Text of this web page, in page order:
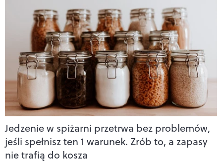
Jedzenie w spiżarni przetrwa bez problemów,
jeśli spełnisz ten 1 warunek. Zrób to, a zapasy
nie trafią do kosza